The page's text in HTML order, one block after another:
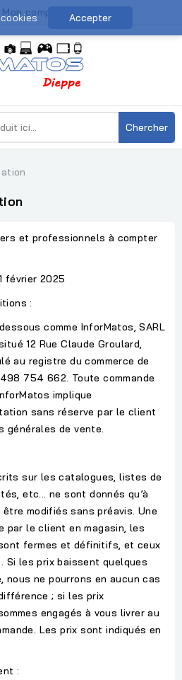
Mon compte
Chercher
et professionnels à compter
février 2025
:
comme InforMatos, SARL
12 Rue Claude Groulard,
au registre du commerce de
754 662. Toute commande
implique
sans réserve par le client
générales de vente.
sur les catalogues, listes de
etc... ne sont donnés qu’à
modifiés sans préavis. Une
par le client en magasin, les
fermes et définitifs, et ceux
Si les prix baissent quelques
nous ne pourrons en aucun cas
; si les prix
engagés à vous livrer au
Les prix sont indiqués en
:
Accepter